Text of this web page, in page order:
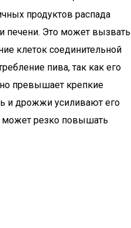
продуктов распада
печени. Это может вызвать
клеток соединительной
пива, так как его
превышает крепкие
и дрожжи усиливают его
может резко повышать